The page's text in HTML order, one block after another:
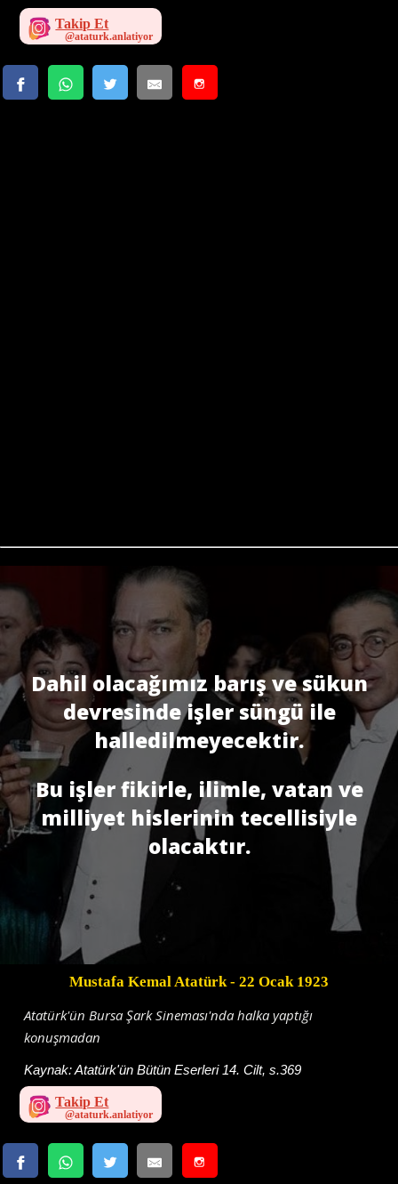
Takip Et
Dahil olacağımız barış ve sükun
devresinde işler süngü ile
halledilmeyecektir.
Bu işler fikirle, ilimle, vatan ve
milliyet hislerinin tecellisiyle
olacaktır.
Mustafa Kemal Atatürk - 22 Ocak 1923
Atatürk'ün Bursa Şark Sineması'nda halka yaptığı
konuşmadan
Kaynak:Atatürk'ün Bütün Eserleri 14. Cilt, s.369
Takip Et